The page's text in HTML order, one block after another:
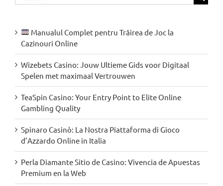
…
Manualul Complet pentru Trăirea de Joc la
Cazinouri Online
Wizebets Casino: Jouw Ultieme Gids voor Digitaal
Spelen met maximaal Vertrouwen
TeaSpin Casino: Your Entry Point to Elite Online
Gambling Quality
Spinaro Casinò: La Nostra Piattaforma di Gioco
d’Azzardo Online in Italia
Perla Diamante Sitio de Casino: Vivencia de Apuestas
Premium en la Web